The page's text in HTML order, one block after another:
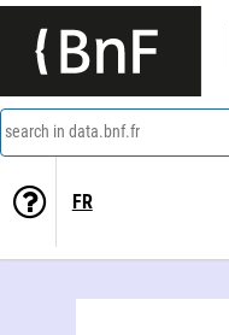
search in data.bnf.fr
FR